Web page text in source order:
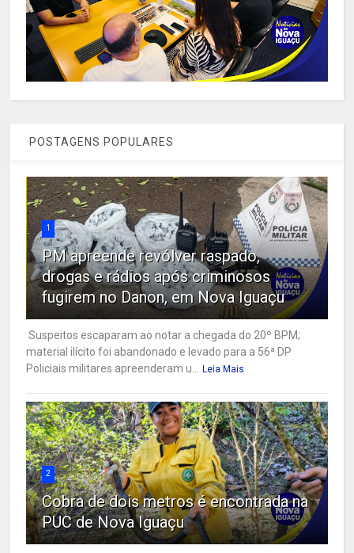
POSTAGENS POPULARES
1
PM apreende revólver raspado,
drogas e rádios após criminosos
fugirem no Danon, em Nova Iguaçu
Suspeitos escaparam ao notar a chegada do 20º BPM;
material ilícito foi abandonado e levado para a 56ª DP
Policiais militares apreenderam u... Leia Mais
2
Cobra de dois metros é encontrada na
PUC de Nova Iguaçu